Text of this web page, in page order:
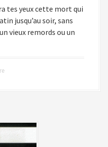
tes yeux cette mort qui
jusqu’au soir, sans
vieux remords ou un